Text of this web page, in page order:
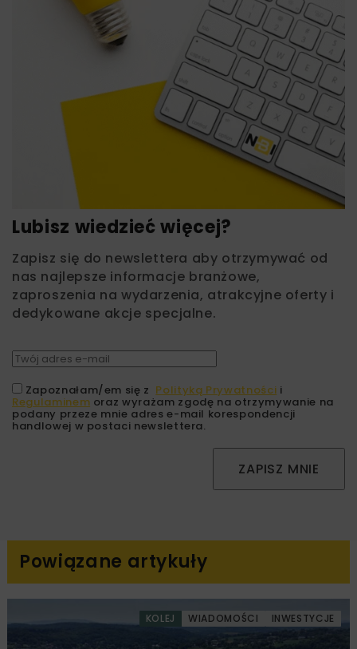
Lubisz wiedzieć więcej?
Zapisz się do newslettera aby otrzymywać od
nas najlepsze informacje branżowe,
zaproszenia na wydarzenia, atrakcyjne oferty i
dedykowane akcje specjalne.
Zapoznałam/em się z Polityką Prywatności i
Regulaminem oraz wyrażam zgodę na otrzymywanie na
podany przeze mnie adres e-mail korespondencji
handlowej w postaci newslettera.
ZAPISZ MNIE
Powiązane artykuły
KOLEJ WIADOMOŚCI INWESTYCJE